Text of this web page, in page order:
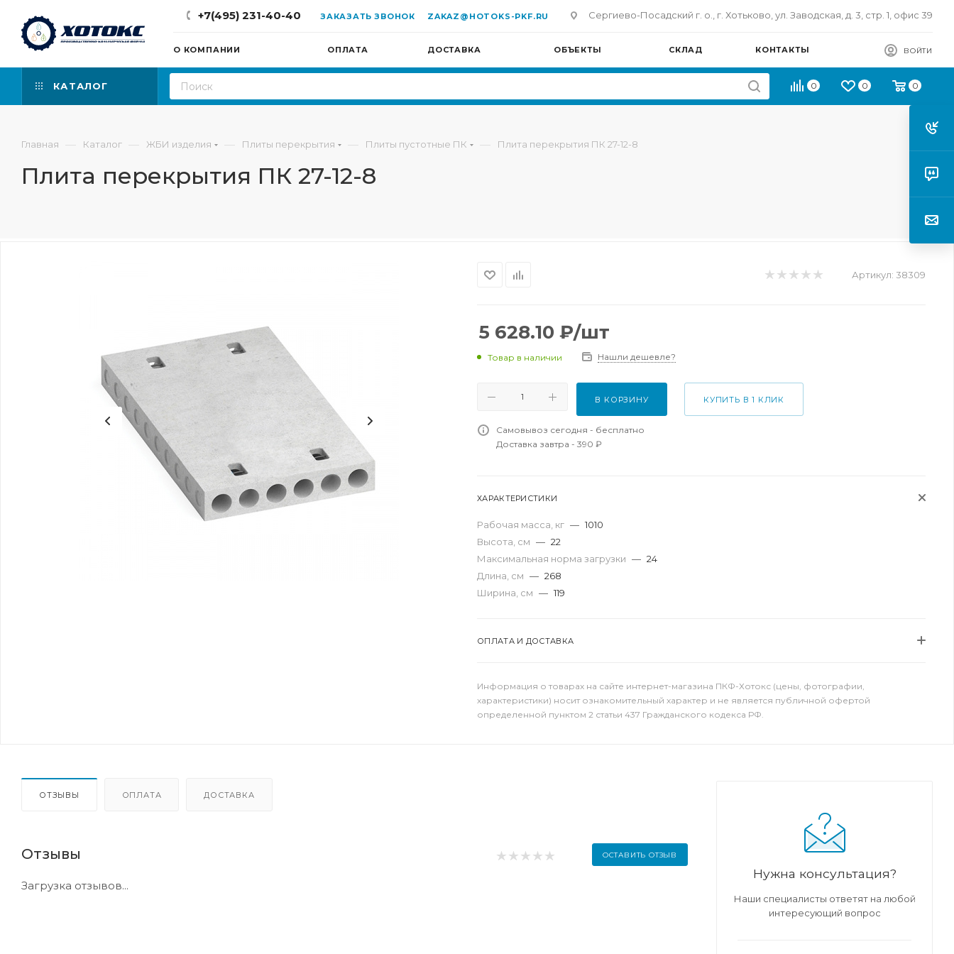
+7(495) 231-40-40 ЗАКАЗАТЬ ЗВОНОК ZAKAZ@HOTOKS-PKF.RU Сергиево-Посадский г. о., г. Хотьково, ул. Заводская, д. 3, стр. 1, офис 39
О КОМПАНИИ ОПЛАТА ДОСТАВКА ОБЪЕКТЫ СКЛАД КОНТАКТЫ ВОЙТИ
КАТАЛОГ 0 0 0
Главная — Каталог — ЖБИ изделия — Плиты перекрытия — Плиты пустотные ПК — Плита перекрытия ПК 27-12-8
Плита перекрытия ПК 27-12-8
Артикул: 38309
5 628.10 ₽/шт
Товар в наличии Нашли дешевле?
В КОРЗИНУ КУПИТЬ В 1 КЛИК
Самовывоз сегодня - бесплатно
Доставка завтра - 390 ₽
ХАРАКТЕРИСТИКИ
Рабочая масса, кг — 1010
Высота, см — 22
Максимальная норма загрузки — 24
Длина, см — 268
Ширина, см — 119
ОПЛАТА И ДОСТАВКА
Информация о товарах на сайте интернет-магазина ПКФ-Хотокс (цены, фотографии,
характеристики) носит ознакомительный характер и не является публичной офертой
определенной пунктом 2 статьи 437 Гражданского кодекса РФ.
ОТЗЫВЫ ОПЛАТА ДОСТАВКА
Отзывы ОСТАВИТЬ ОТЗЫВ
Загрузка отзывов...
Нужна консультация?
Наши специалисты ответят на любой
интересующий вопрос